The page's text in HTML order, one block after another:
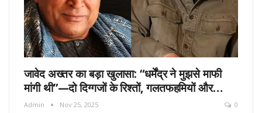
जावेद अख्तर का बड़ा खुलासा: “धर्मेंद्र ने मुझसे माफी
मांगी थी”—दो दिग्गजों के रिश्तों, गलतफहमियों और…
Admin Nov 25, 2025 0